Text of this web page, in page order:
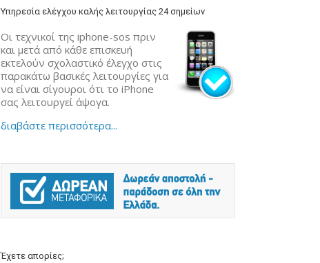
Υπηρεσία ελέγχου καλής λειτουργίας 24 σημείων
Οι τεχνικοί της iphone-sos πριν
και μετά από κάθε επισκευή
εκτελούν σχολαστικό έλεγχο στις
παρακάτω βασικές λειτουργίες για
να είναι σίγουροι ότι το iPhone
σας λειτουργεί άψογα.
διαβάστε περισσότερα...
Έχετε απορίες;